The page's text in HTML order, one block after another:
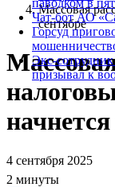
паводком в
Чат-бот АО
Горсуд
Экс-
призывал к
Массовая
сентябре
4 сентября 2025
2 минуты